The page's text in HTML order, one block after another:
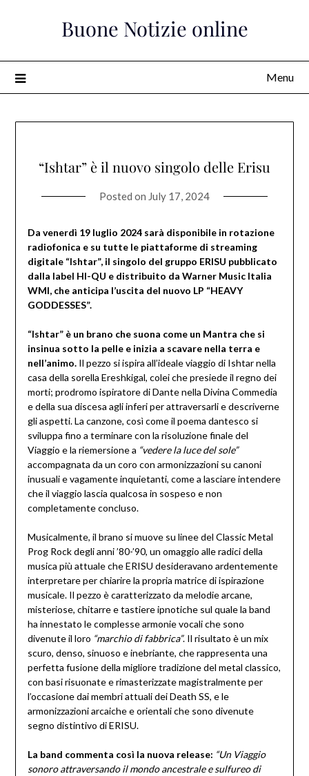
Buone Notizie online
Menu
“Ishtar” è il nuovo singolo delle Erisu
Posted on July 17, 2024
Da venerdì 19 luglio 2024 sarà disponibile in rotazione
radiofonica e su tutte le piattaforme di streaming
digitale “Ishtar”, il singolo del gruppo ERISU pubblicato
dalla label HI-QU e distribuito da Warner Music Italia
WMI, che anticipa l’uscita del nuovo LP “HEAVY
GODDESSES”.
“Ishtar” è un brano che suona come un Mantra che si
insinua sotto la pelle e inizia a scavare nella terra e
nell’animo.Il pezzo si ispira all’ideale viaggio di Ishtar nella
casa della sorella Ereshkigal, colei che presiede il regno dei
morti; prodromo ispiratore di Dante nella Divina Commedia
e della sua discesa agli inferi per attraversarli e descriverne
gli aspetti. La canzone, così come il poema dantesco si
sviluppa fino a terminare con la risoluzione finale del
Viaggio e la riemersione a “vedere la luce del sole”
accompagnata da un coro con armonizzazioni su canoni
inusuali e vagamente inquietanti, come a lasciare intendere
che il viaggio lascia qualcosa in sospeso e non
completamente concluso.
Musicalmente, il brano si muove su linee del Classic Metal
Prog Rock degli anni ’80-’90, un omaggio alle radici della
musica più attuale che ERISU desideravano ardentemente
interpretare per chiarire la propria matrice di ispirazione
musicale. Il pezzo è caratterizzato da melodie arcane,
misteriose, chitarre e tastiere ipnotiche sul quale la band
ha innestato le complesse armonie vocali che sono
divenute il loro “marchio di fabbrica”. Il risultato è un mix
scuro, denso, sinuoso e inebriante, che rappresenta una
perfetta fusione della migliore tradizione del metal classico,
con basi risuonate e rimasterizzate magistralmente per
l’occasione dai membri attuali dei Death SS, e le
armonizzazioni arcaiche e orientali che sono divenute
segno distintivo di ERISU.
La band commenta così la nuova release: “Un Viaggio
sonoro attraversando il mondo ancestrale e sulfureo di